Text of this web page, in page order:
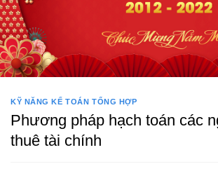
KỸ NĂNG KẾ TOÁN TỔNG HỢP
Phương pháp hạch toán các
thuê tài chính